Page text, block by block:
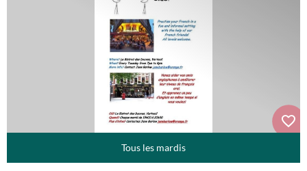
Tous les mardis